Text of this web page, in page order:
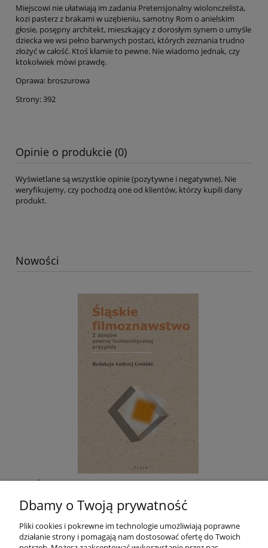
Miejscowi nie ułatwiają im zadania Pretensjonalny wiolonczelista,
kozi pasterz z brakami w uzębieniu, samotny Rom o anielskim
głosie, posępny architekt, mieszkający z dorosłym synem o umyśle
dziecka we wsi pełno barwnych postaci, których zeznania trudno
złożyć w całość. Ktoś kłamie to pewne. Nie wiadomo jednak, czy
ktokolwiek mówi prawdę.
Oprawa: broszurowa
Strony: 392
Opinie o produkcie (0)
Wyświetlane są wszystkie opinie (pozytywne i negatywne). Nie
weryfikujemy, czy pochodzą one od klientów, którzy kupili dany
produkt.
Nowości
Śląskie filmoznawstwo. Z dziejów pewnej
humanistycznej przygody
40,00 zł
Dbamy o Twoją prywatność
Pliki cookies i pokrewne im technologie umożliwiają poprawne
działanie strony i pomagają nam dostosować ofertę do Twoich